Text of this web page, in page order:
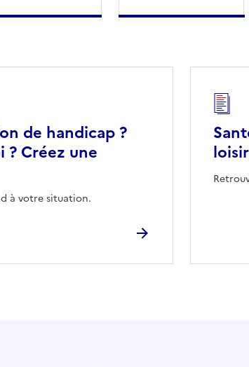
de handicap ?
? Créez une
à votre situation.